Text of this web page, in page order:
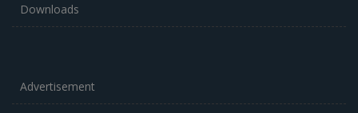
Downloads
Advertisement